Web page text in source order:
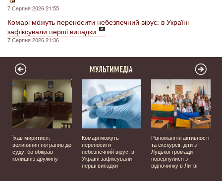
7 Серпня 2026 21:55
Комарі можуть переносити небезпечний вірус: в Україні
зафіксували перші випадки
7 Серпня 2026 21:36
МУЛЬТИМЕДІА
Їхав миритися:
волинянин потрапив до
суду, бо обікрав
колишню дружину
Комарі можуть
переносити
небезпечний вірус: в
Україні зафіксували
перші випадки
Різноманітні активності
та екскурсії: діти з
Луцької громади
повернулися з
відпочинку в Литві